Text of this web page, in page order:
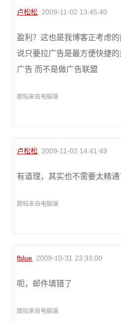
卢松松 2009-11-02 13:45:40
盈利？这也是我博客正考虑
说只要拉广告是最方便快捷
广告 而不是做广告联盟
跟帖来自电脑端
卢松松 2009-11-02 14:41:49
有道理，其实也不需要太精通
跟帖来自电脑端
fblue 2009-10-31 23:33:00
呃，邮件填错了
跟帖来自电脑端